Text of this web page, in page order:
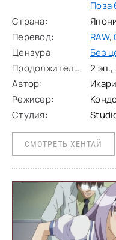
Поза
Страна:
Перевод:
RAW,
Цензура:
Без
Продолжительность:
2 эп.,
Автор:
Режисер:
Студия:
СМОТРЕТЬ ХЕНТАЙ